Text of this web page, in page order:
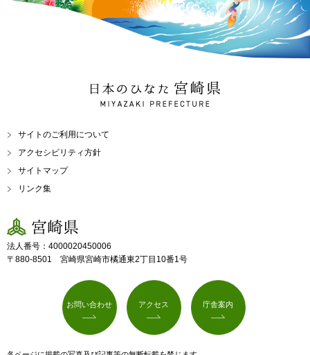
日本のひなた 宮崎県
MIYAZAKI PREFECTURE
サイトのご利用について
アクセシビリティ方針
サイトマップ
リンク集
宮崎県
法人番号：4000020450006
〒880-8501 宮崎県宮崎市橘通東2丁目10番1号
お問い合わせ アクセス 庁舎案内